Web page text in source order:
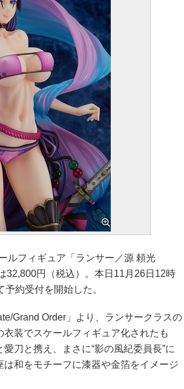
ルフィギュア「ランサー／源 頼光
32,800円（税込）。本日11月26日12時
約受付を開始した。
Grand Order」より、ランサークラスの
装でスケールフィギュア化されたも
刀と携え、まさに“影の風紀委員長”に
和をモチーフに漆器や金箔をイメージ